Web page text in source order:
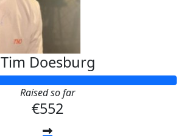
Tim Doesburg
Raised so far
€552